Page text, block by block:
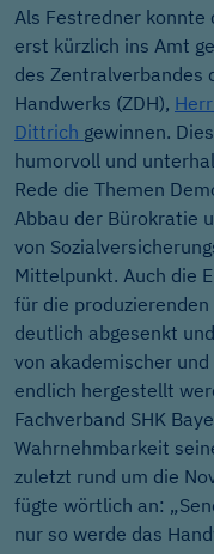
Als Festredner konnte
erst kürzlich ins Amt
des Zentralverbandes
Handwerks (ZDH),
Dittrich gewinnen.
humorvoll und
Rede die Themen
Abbau der Bürokratie
von
Mittelpunkt. Auch die
für die
deutlich abgesenkt
von akademischer
endlich hergestellt
Fachverband SHK
Wahrnehmbarkeit
zuletzt rund um die
fügte wörtlich an:
nur so werde das